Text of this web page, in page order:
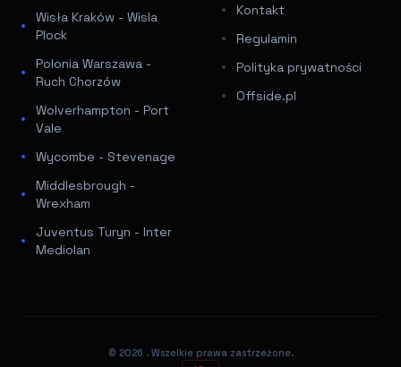
Wisła Kraków - Wisla
Plock
Polonia Warszawa -
Ruch Chorzów
Wolverhampton - Port
Vale
Wycombe - Stevenage
Middlesbrough -
Wrexham
Juventus Turyn - Inter
Mediolan
Kontakt
Regulamin
Polityka prywatności
Offside.pl
© 2026 . Wszelkie prawa zastrzeżone.